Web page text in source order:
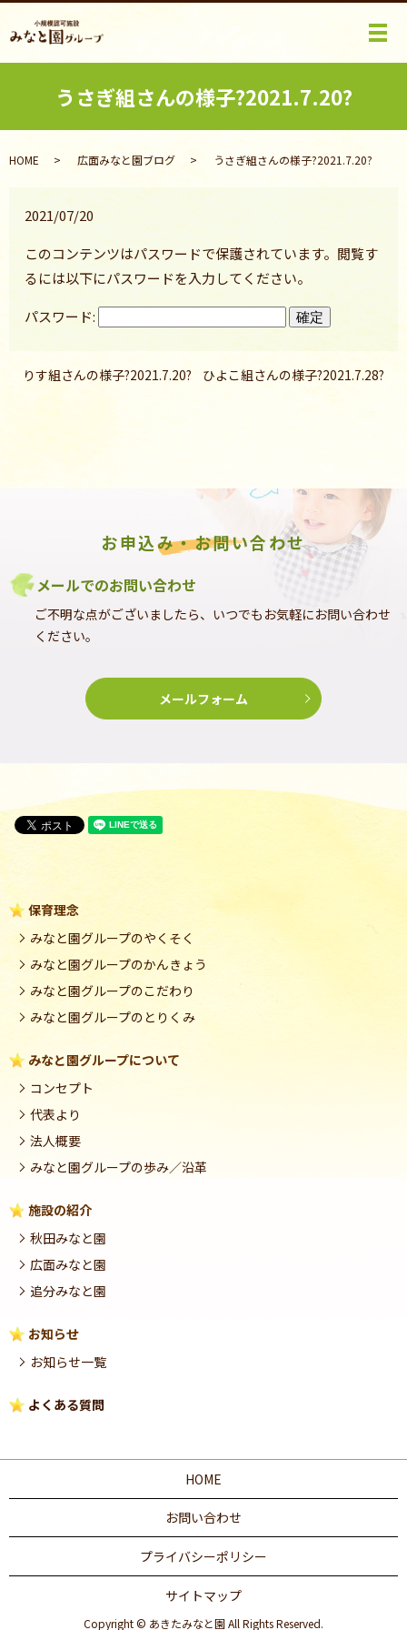
メ
うさぎ組さんの様子?2021.7.20?
HOME 広面みなと園ブログ うさぎ組さんの様子?2021.7.20?
2021/07/20
このコンテンツはパスワードで保護されています。閲覧す
るには以下にパスワードを入力してください。
パスワード:
りす組さんの様子?2021.7.20? ひよこ組さんの様子?2021.7.28?
お申込み・お問い合わせ
メールでのお問い合わせ
ご不明な点がございましたら、いつでもお気軽にお問い合わせ
ください。
メールフォーム
保育理念
みなと園グループのやくそく
みなと園グループのかんきょう
みなと園グループのこだわり
みなと園グループのとりくみ
みなと園グループについて
コンセプト
代表より
法人概要
みなと園グループの歩み／沿革
施設の紹介
秋田みなと園
広面みなと園
追分みなと園
お知らせ
お知らせ一覧
よくある質問
HOME
お問い合わせ
プライバシーポリシー
サイトマップ
Copyright © あきたみなと園 All Rights Reserved.